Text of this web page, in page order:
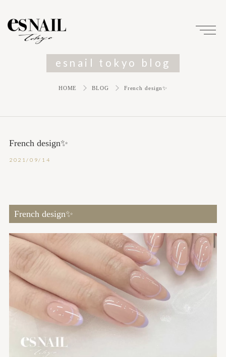
esnail tokyo blog
HOME BLOG French design✨
French design✨
2021/09/14
French design✨